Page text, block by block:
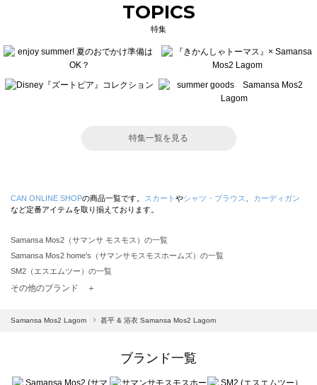
TOPICS
特集
特集一覧を見る
CAN ONLINE SHOPの商品一覧です。 スカート やシャツ・ブラウス
カーディガン
など定番アイテムを取り揃えております。
Samansa Mos2（サマンサ モスモス）の一覧
Samansa Mos2 home's（サマンサモスモスホームズ）の一覧
SM2（エスエムツー）の一覧
TSUHARU by Samansa Mos2（ツハルバイサマンサモスモス）の一覧
Samansa Mos2 blue（サマンサモスモス ブルー）の一覧
Te chichi（テチチ）の一覧
その他のブランド ＋
Samansa Mos2 Lagom 甚平 & 浴衣 Samansa Mos2 Lagom
ブランド一覧